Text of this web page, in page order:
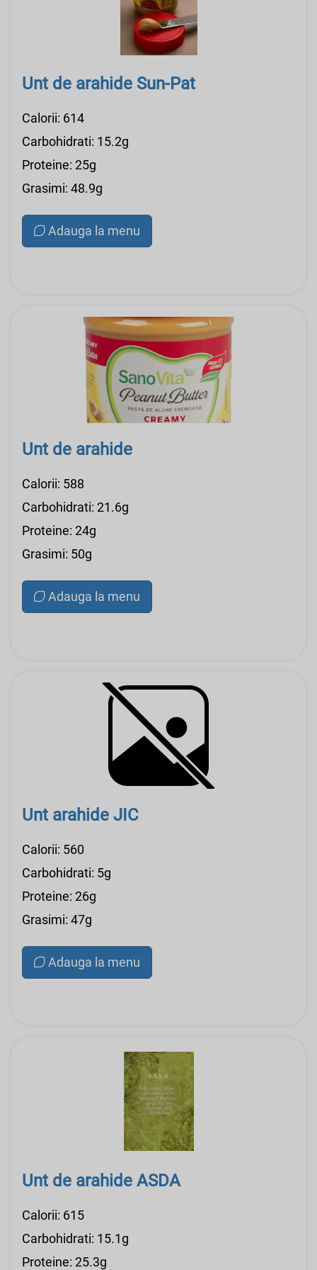
Unt de arahide Sun-Pat
Calorii: 614
Carbohidrati: 15.2g
Proteine: 25g
Grasimi: 48.9g
Adauga la menu
Unt de arahide
Calorii: 588
Carbohidrati: 21.6g
Proteine: 24g
Grasimi: 50g
Adauga la menu
Unt arahide JIC
Calorii: 560
Carbohidrati: 5g
Proteine: 26g
Grasimi: 47g
Adauga la menu
Unt de arahide ASDA
Calorii: 615
Carbohidrati: 15.1g
Proteine: 25.3g